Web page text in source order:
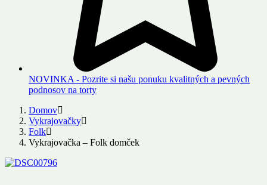
NOVINKA - Pozrite si našu ponuku kvalitných a pevných
podnosov na torty
Domov
Vykrajovačky
Folk
Vykrajovačka – Folk domček